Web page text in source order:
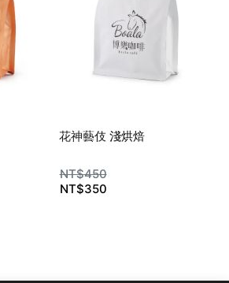
花神藝伎 淺烘焙
NT$450
NT$350